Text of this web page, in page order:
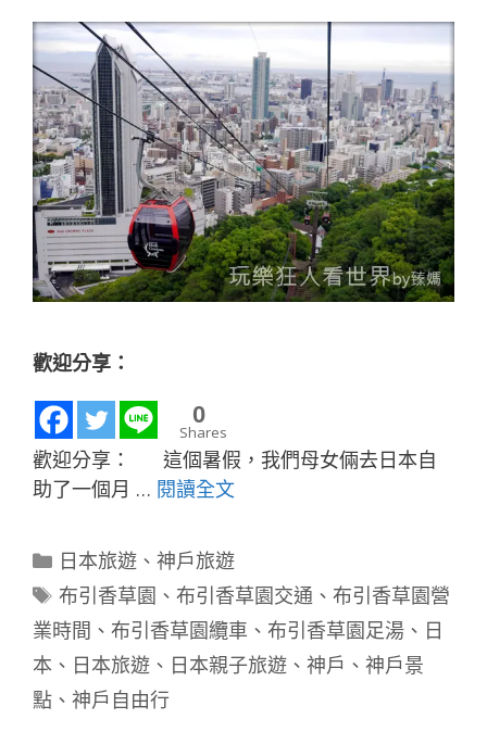
歡迎分享：
0
Shares
歡迎分享： 這個暑假，我們母女倆去日本自
助了一個月 … 閱讀全文
分
類
日本旅遊、 神戶旅遊
標
籤
布引香草園 、 布引香草園交通 、 布引香草園營
業時間 、 布引香草園纜車 、 布引香草園足湯 、 日
本 、 日本旅遊 、 日本親子旅遊 、 神戶 、 神戶景
點 、 神戶自由行